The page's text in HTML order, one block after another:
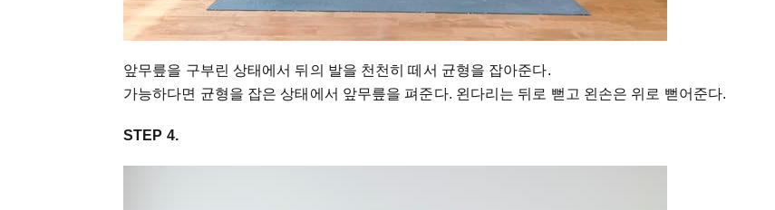
앞무릎을 구부린 상태에서 뒤의 발을 천천히 떼서 균형을 잡아준다.
가능하다면 균형을 잡은 상태에서 앞무릎을 펴준다. 왼다리는 뒤로 뻗고 왼손은 위로 뻗어준다.
STEP 4.